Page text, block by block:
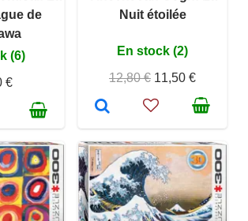
de
(6)
€
Nuit étoilée
En stock (2)
12,80 € 11,50 €